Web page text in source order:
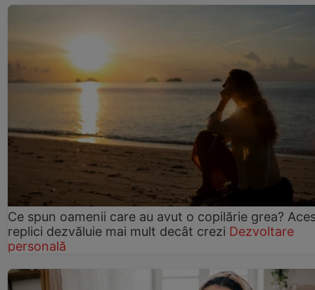
Ce spun oamenii care au avut o copilărie grea?
replici dezvăluie mai mult decât crezi Dezvoltare
personală